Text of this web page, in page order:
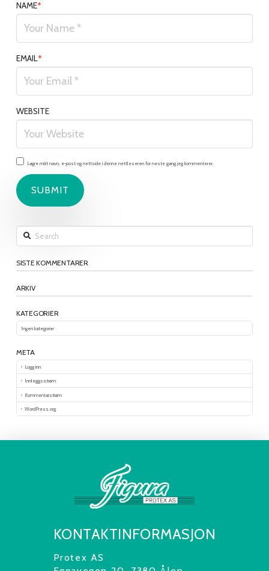
NAME*
EMAIL*
WEBSITE
Lagre mitt navn, e-post og nettside i denne nettleseren for neste gang jeg kommenterer.
Search
SISTE KOMMENTARER
ARKIV
KATEGORIER
Ingen kategorier
META
Logg inn
Innleggsstrøm
Kommentarstrøm
WordPress.org
KONTAKTINFORMASJON
Protex AS